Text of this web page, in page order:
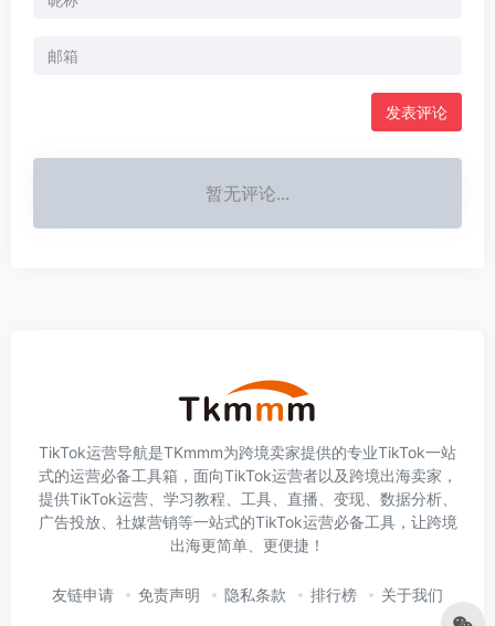
发表评论
暂无评论...
TikTok运营导航是TKmmm为跨境卖家提供的专业TikTok一站
式的运营必备工具箱，面向TikTok运营者以及跨境出海卖家，
提供TikTok运营、学习教程、工具、直播、变现、数据分析、
广告投放、社媒营销等一站式的TikTok运营必备工具，让跨境
出海更简单、更便捷！
友链申请 免责声明 隐私条款 排行榜 关于我们